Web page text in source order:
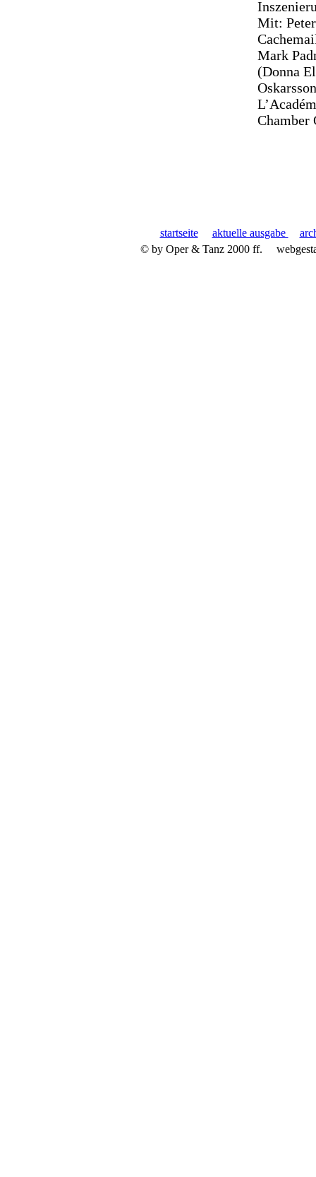
Mit:
Mark
(Donna
Chamber
startseite aktuelle ausgabe
© by Oper & Tanz 2000 ff.